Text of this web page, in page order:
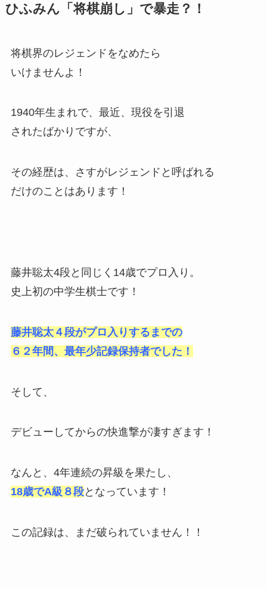
ひふみん「将棋崩し」で暴走？！
将棋界のレジェンドをなめたら
いけませんよ！
1940年生まれで、最近、現役を引退
されたばかりですが、
その経歴は、さすがレジェンドと呼ばれる
だけのことはあります！
藤井聡太4段と同じく14歳でプロ入り。
史上初の中学生棋士です！
藤井聡太４段がプロ入りするまでの
６２年間、最年少記録保持者でした！
そして、
デビューしてからの快進撃が凄すぎます！
なんと、4年連続の昇級を果たし、
18歳でA級８段となっています！
この記録は、まだ破られていません！！